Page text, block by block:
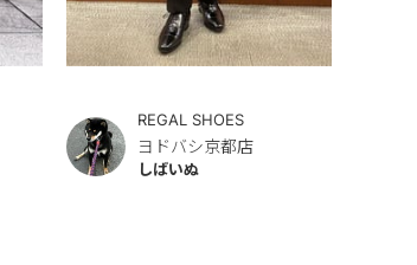
REGAL SHOES
ヨドバシ京都店
しばいぬ